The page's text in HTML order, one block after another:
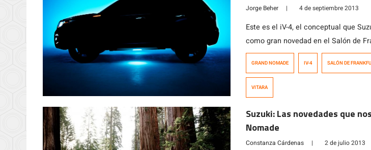
Jorge Beher | 4 de septiembre 2013
Este es el iV-4, el conceptual que
como gran novedad en el Salón de
verdad, su diseño es más bien
Vitara de 5 puertas, modelo que
como Grand Nómade […]
GRAND NOMADE IV-4 SALÓN DE
VITARA
Suzuki: Las novedades que
Nomade
Constanza Cárdenas | 2 de julio 2013